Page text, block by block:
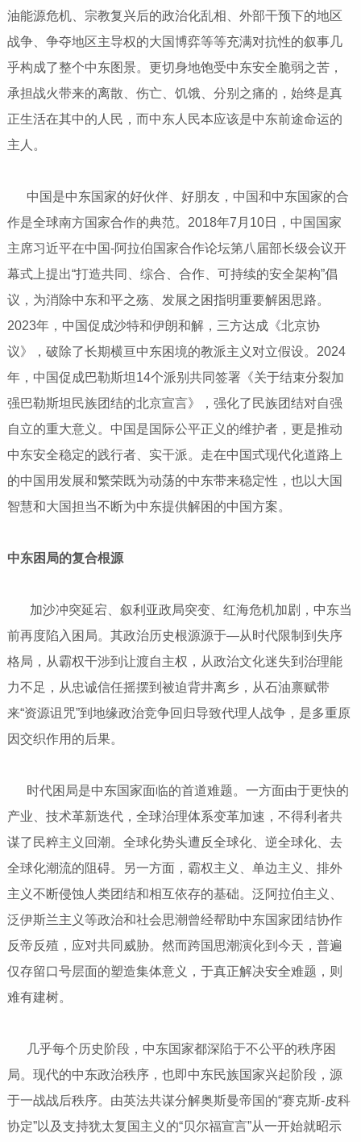
油能源危机、宗教复兴后的政治化乱相、外部干预下的地区
战争、争夺地区主导权的大国博弈等等充满对抗性的叙事几
乎构成了整个中东图景。更切身地饱受中东安全脆弱之苦，
承担战火带来的离散、伤亡、饥饿、分别之痛的，始终是真
正生活在其中的人民，而中东人民本应该是中东前途命运的
主人。
中国是中东国家的好伙伴、好朋友，中国和中东国家的合
作是全球南方国家合作的典范。2018年7月10日，中国国家
主席习近平在中国-阿拉伯国家合作论坛第八届部长级会议开
幕式上提出“打造共同、综合、合作、可持续的安全架构”倡
议，为消除中东和平之殇、发展之困指明重要解困思路。
2023年，中国促成沙特和伊朗和解，三方达成《北京协
议》，破除了长期横亘中东困境的教派主义对立假设。2024
年，中国促成巴勒斯坦14个派别共同签署《关于结束分裂加
强巴勒斯坦民族团结的北京宣言》，强化了民族团结对自强
自立的重大意义。中国是国际公平正义的维护者，更是推动
中东安全稳定的践行者、实干派。走在中国式现代化道路上
的中国用发展和繁荣既为动荡的中东带来稳定性，也以大国
智慧和大国担当不断为中东提供解困的中国方案。
中东困局的复合根源
加沙冲突延宕、叙利亚政局突变、红海危机加剧，中东当
前再度陷入困局。其政治历史根源源于—从时代限制到失序
格局，从霸权干涉到让渡自主权，从政治文化迷失到治理能
力不足，从忠诚信任摇摆到被迫背井离乡，从石油禀赋带
来“资源诅咒”到地缘政治竞争回归导致代理人战争，是多重原
因交织作用的后果。
时代困局是中东国家面临的首道难题。一方面由于更快的
产业、技术革新迭代，全球治理体系变革加速，不得利者共
谋了民粹主义回潮。全球化势头遭反全球化、逆全球化、去
全球化潮流的阻碍。另一方面，霸权主义、单边主义、排外
主义不断侵蚀人类团结和相互依存的基础。泛阿拉伯主义、
泛伊斯兰主义等政治和社会思潮曾经帮助中东国家团结协作
反帝反殖，应对共同威胁。然而跨国思潮演化到今天，普遍
仅存留口号层面的塑造集体意义，于真正解决安全难题，则
难有建树。
几乎每个历史阶段，中东国家都深陷于不公平的秩序困
局。现代的中东政治秩序，也即中东民族国家兴起阶段，源
于一战战后秩序。由英法共谋分解奥斯曼帝国的“赛克斯-皮科
协定”以及支持犹太复国主义的“贝尔福宣言”从一开始就昭示